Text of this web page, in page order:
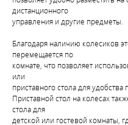
дистанционного
управления и другие предметы.
Благодаря наличию колесиков
перемещается по
комнате, что позволяет
или
приставного стола для
Приставной стол на колесах
стола для
детской или гостевой комнаты,